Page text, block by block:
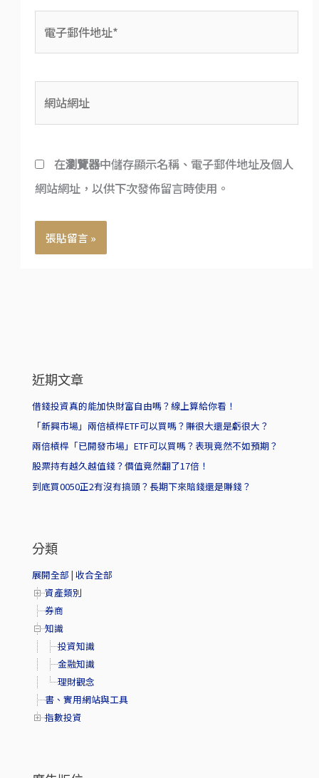
*
址 在瀏覽器中儲存顯示名稱、電子郵件地址及個人
網站網址，以供下次發佈留言時使用。
近期文章
借錢投資真的能加快財富自由嗎？線上算給你看！
「新興市場」兩倍槓桿ETF可以買嗎？賺很大還是虧很大？
兩倍槓桿「已開發市場」ETF可以買嗎？表現竟然不如預期？
股票持有越久越值錢？價值竟然翻了17倍！
到底買0050正2有沒有搞頭？長期下來賠錢還是賺錢？
分類
展開全部 |收合全部
資產類別
券商
知識
投資知識
金融知識
理財觀念
書、實用網站與工具
指數投資